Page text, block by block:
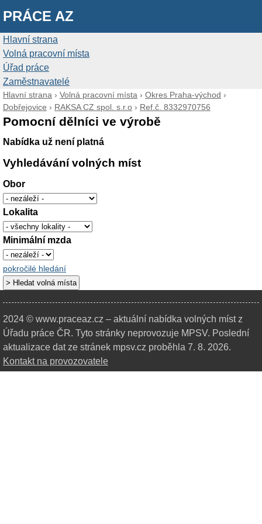
PRÁCE AZ
Hlavní strana
Volná pracovní místa
Úřad práce
Zaměstnavatelé
Hlavní strana › Volná pracovní místa › Okres Praha-východ ›
Dobřejovice › RAKSA CZ spol. s.r.o › Ref.č. 8332970756
Pomocní dělníci ve výrobě
Nabídka už není platná
Vyhledávání volných míst
Obor
Lokalita
Minimální mzda
pokročilé hledání
2024 © www.praceaz.cz – aktuální nabídka volných míst z
Úřadu práce ČR. Tyto stránky neprovozuje MPSV. Poslední
aktualizace dat ze stránek mpsv.cz proběhla 7. 8. 2026.
Kontakt na provozovatele